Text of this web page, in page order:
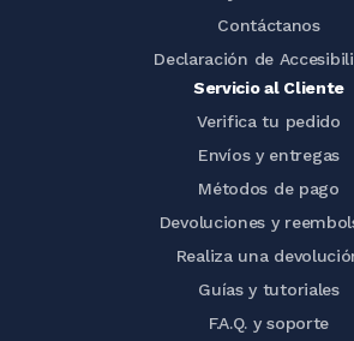
Contáctanos
Declaración de
Servicio al Cliente
Verifica tu pedido
Envíos y entregas
Métodos de pago
Devoluciones y
Realiza una
Guías y tutoriales
F.A.Q. y soporte